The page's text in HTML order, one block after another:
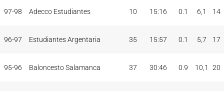
TEMP CLUB
PAR MIN
5I
PUNTOS
97-98 Adecco Estudiantes 10 15:16 0.1 6,1 14
96-97 Estudiantes Argentaria 35 15:57 0.1 5,7 17
95-96 Baloncesto Salamanca 37 30:46 0.9 10,1 20